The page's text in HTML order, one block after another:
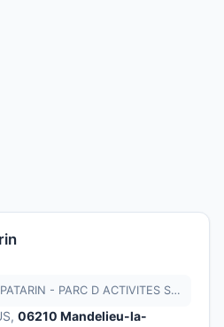
CABINET DU DR MARC PATARIN - PARC D ACTIVITES SCHWEITZER
06210 Mandelieu-la-